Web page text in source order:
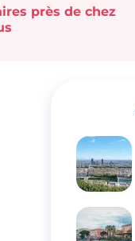
près de chez